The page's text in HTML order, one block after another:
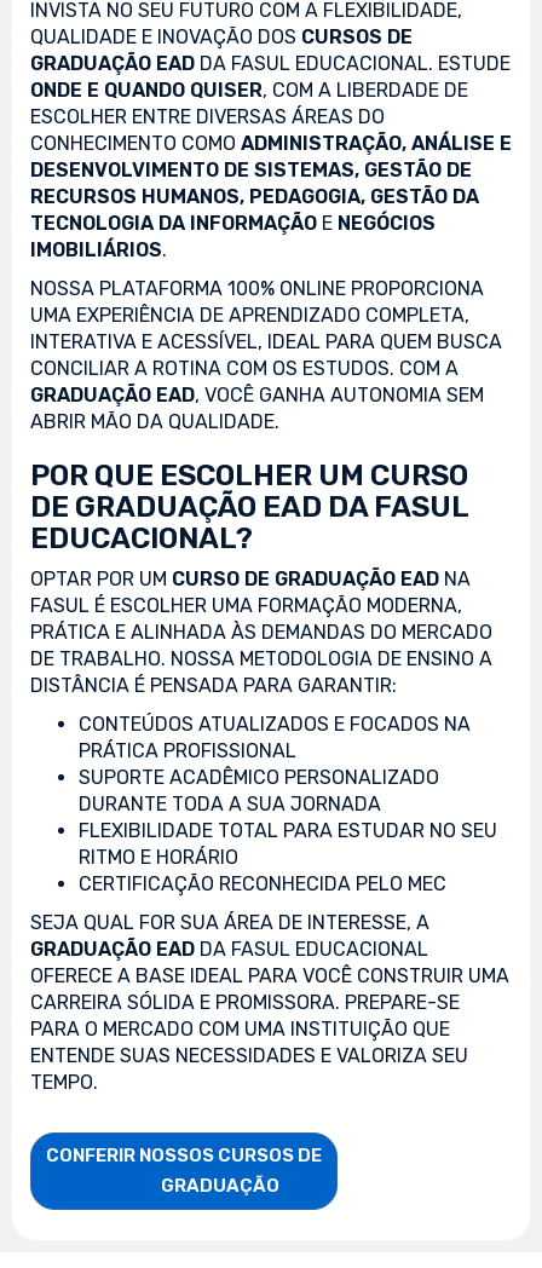
INVISTA NO SEU FUTURO COM A FLEXIBILIDADE,
QUALIDADE E INOVAÇÃO DOS CURSOS DE
GRADUAÇÃO EAD DA FASUL EDUCACIONAL. ESTUDE
ONDE E QUANDO QUISER, COM A LIBERDADE DE
ESCOLHER ENTRE DIVERSAS ÁREAS DO
CONHECIMENTO COMO ADMINISTRAÇÃO, ANÁLISE E
DESENVOLVIMENTO DE SISTEMAS, GESTÃO DE
RECURSOS HUMANOS, PEDAGOGIA, GESTÃO DA
TECNOLOGIA DA INFORMAÇÃO E NEGÓCIOS
IMOBILIÁRIOS.
NOSSA PLATAFORMA 100% ONLINE PROPORCIONA
UMA EXPERIÊNCIA DE APRENDIZADO COMPLETA,
INTERATIVA E ACESSÍVEL, IDEAL PARA QUEM BUSCA
CONCILIAR A ROTINA COM OS ESTUDOS. COM A
GRADUAÇÃO EAD, VOCÊ GANHA AUTONOMIA SEM
ABRIR MÃO DA QUALIDADE.
POR QUE ESCOLHER UM CURSO
DE GRADUAÇÃO EAD DA FASUL
EDUCACIONAL?
OPTAR POR UM CURSO DE GRADUAÇÃO EAD NA
FASUL É ESCOLHER UMA FORMAÇÃO MODERNA,
PRÁTICA E ALINHADA ÀS DEMANDAS DO MERCADO
DE TRABALHO. NOSSA METODOLOGIA DE ENSINO A
DISTÂNCIA É PENSADA PARA GARANTIR:
CONTEÚDOS ATUALIZADOS E FOCADOS NA
PRÁTICA PROFISSIONAL
SUPORTE ACADÊMICO PERSONALIZADO
DURANTE TODA A SUA JORNADA
FLEXIBILIDADE TOTAL PARA ESTUDAR NO SEU
RITMO E HORÁRIO
CERTIFICAÇÃO RECONHECIDA PELO MEC
SEJA QUAL FOR SUA ÁREA DE INTERESSE, A
GRADUAÇÃO EAD DA FASUL EDUCACIONAL
OFERECE A BASE IDEAL PARA VOCÊ CONSTRUIR UMA
CARREIRA SÓLIDA E PROMISSORA. PREPARE-SE
PARA O MERCADO COM UMA INSTITUIÇÃO QUE
ENTENDE SUAS NECESSIDADES E VALORIZA SEU
TEMPO.
CONFERIR NOSSOS CURSOS DE
                    GRADUAÇÃO